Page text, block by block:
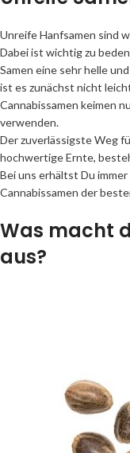
Unreife Hanfsamen sind
Dabei ist wichtig zu
Samen eine sehr helle
ist es zunächst nicht
Cannabissamen keimen
verwenden.
Der zuverlässigste Weg
hochwertige Ernte,
Bei uns erhältst Du
Cannabissamen der
Was macht
aus?